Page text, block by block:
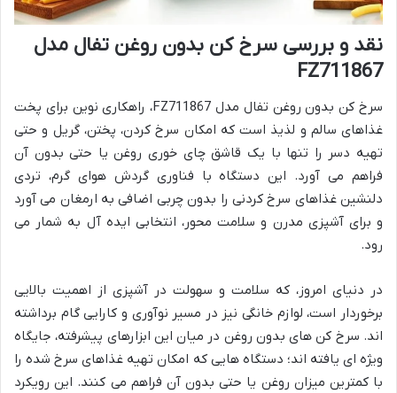
نقد و بررسی سرخ کن بدون روغن تفال مدل
FZ711867
سرخ کن بدون روغن تفال مدل FZ711867، راهکاری نوین برای پخت
غذاهای سالم و لذیذ است که امکان سرخ کردن، پختن، گریل و حتی
تهیه دسر را تنها با یک قاشق چای خوری روغن یا حتی بدون آن
فراهم می آورد. این دستگاه با فناوری گردش هوای گرم، تردی
دلنشین غذاهای سرخ کردنی را بدون چربی اضافی به ارمغان می آورد
و برای آشپزی مدرن و سلامت محور، انتخابی ایده آل به شمار می
رود.
در دنیای امروز، که سلامت و سهولت در آشپزی از اهمیت بالایی
برخوردار است، لوازم خانگی نیز در مسیر نوآوری و کارایی گام برداشته
اند. سرخ کن های بدون روغن در میان این ابزارهای پیشرفته، جایگاه
ویژه ای یافته اند؛ دستگاه هایی که امکان تهیه غذاهای سرخ شده را
با کمترین میزان روغن یا حتی بدون آن فراهم می کنند. این رویکرد